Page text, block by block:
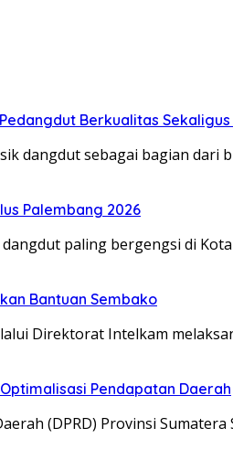
Berkualitas
dangdut sebagai bagian dari
Palembang 2026
paling bergengsi di
Bantuan Sembako
Direktorat Intelkam
Pendapatan Daerah
(DPRD) Provinsi